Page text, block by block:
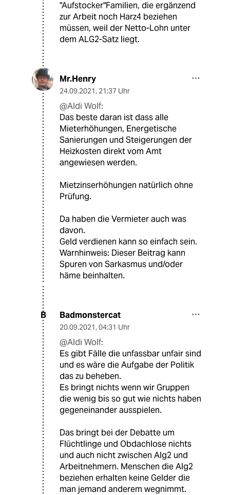
"Aufstocker"Familien, die ergänzend
zur Arbeit noch Harz4 beziehen
müssen, weil der Netto-Lohn unter
dem ALG2-Satz liegt.
Mr.Henry
24.09.2021, 21:37 Uhr
@Aldi Wolf:
Das beste daran ist dass alle
Mieterhöhungen, Energetische
Sanierungen und Steigerungen der
Heizkosten direkt vom Amt
angewiesen werden.
Mietzinserhöhungen natürlich ohne
Prüfung.
Da haben die Vermieter auch was
davon.
Geld verdienen kann so einfach sein.
Warnhinweis: Dieser Beitrag kann
Spuren von Sarkasmus und/oder
häme beinhalten.
B Badmonstercat
20.09.2021, 04:31 Uhr
@Aldi Wolf:
Es gibt Fälle die unfassbar unfair sind
und es wäre die Aufgabe der Politik
das zu beheben.
Es bringt nichts wenn wir Gruppen
die wenig bis so gut wie nichts haben
gegeneinander ausspielen.
Das bringt bei der Debatte um
Flüchtlinge und Obdachlose nichts
und auch nicht zwischen Alg2 und
Arbeitnehmern. Menschen die Alg2
beziehen erhalten keine Gelder die
man jemand anderem wegnimmt.